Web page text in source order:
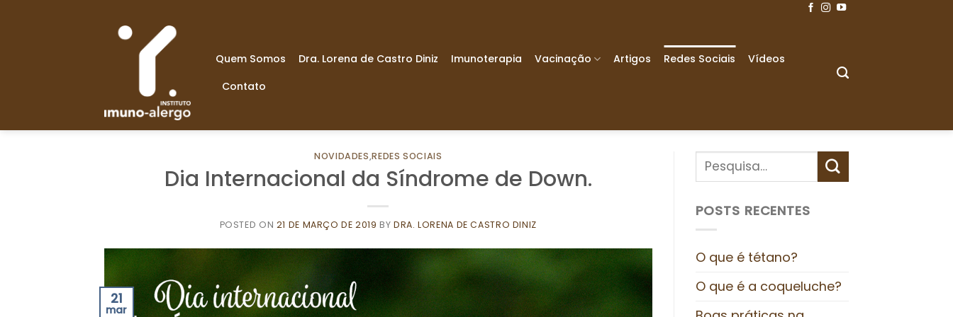
Quem Somos Dra. Lorena de Castro Diniz Imunoterapia Vacinação Artigos Redes Sociais
Vídeos
Contato
NOVIDADES,REDES SOCIAIS
Dia Internacional da Síndrome de Down.
POSTED ON 21 DE MARÇO DE 2019 BYDRA. LORENA DE CASTRO DINIZ
21
mar
POSTS RECENTES
O que é tétano?
O que é a coqueluche?